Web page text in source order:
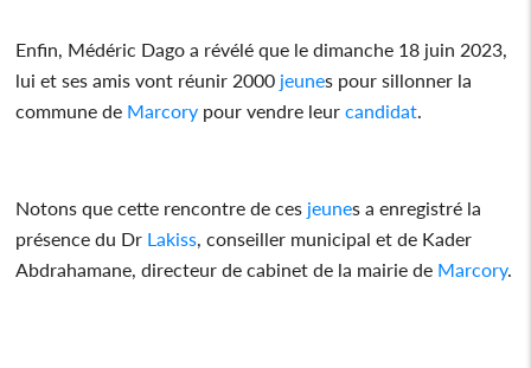
Enfin, Médéric Dago a révélé que le dimanche 18 juin 2023,
lui et ses amis vont réunir 2000 jeunes pour sillonner la
commune de Marcory pour vendre leurcandidat.
Notons que cette rencontre de ces jeunes a enregistré la
présence du Dr Lakiss, conseiller municipal et de Kader
Abdrahamane, directeur de cabinet de la mairie de Marcory.